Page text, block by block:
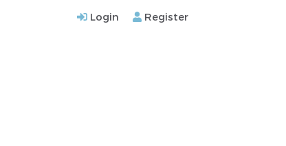
Login Register